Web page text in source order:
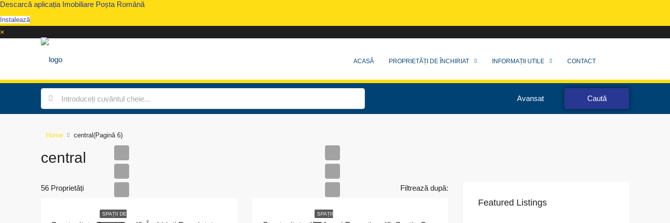
Descarcă aplicația Imobiliare Poșta Română
Instalează
×
ACASĂ PROPRIETĂȚI DE ÎNCHIRIAT INFORMAȚII UTILE CONTACT
Avansat Caută
Home central(Pagină 6)
central
56 Proprietăți Filtrează după:
SPAȚII DE SPAȚII
Featured Listings